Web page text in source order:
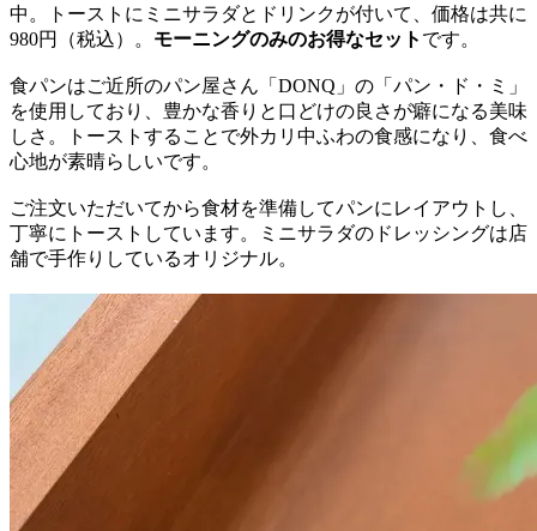
中。トーストにミニサラダとドリンクが付いて、価格は共に
980円（税込）。 モーニングのみのお得なセット です。
食パンはご近所のパン屋さん「DONQ」の「パン・ド・ミ」
を使用しており、豊かな香りと口どけの良さが癖になる美味
しさ。トーストすることで外カリ中ふわの食感になり、食べ
心地が素晴らしいです。
ご注文いただいてから食材を準備してパンにレイアウトし、
丁寧にトーストしています。ミニサラダのドレッシングは店
舗で手作りしているオリジナル。